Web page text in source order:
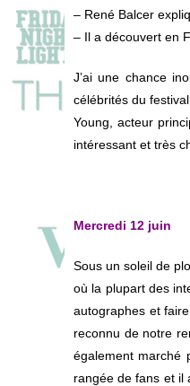
– René Balcer
– Il a découvert en
J’ai une chance
célébrités du
Young, acteur
intéressant et très
Mercredi 12 juin
Sous un soleil de
où la plupart des
autographes et
reconnu de notre
également marché
rangée de fans et il